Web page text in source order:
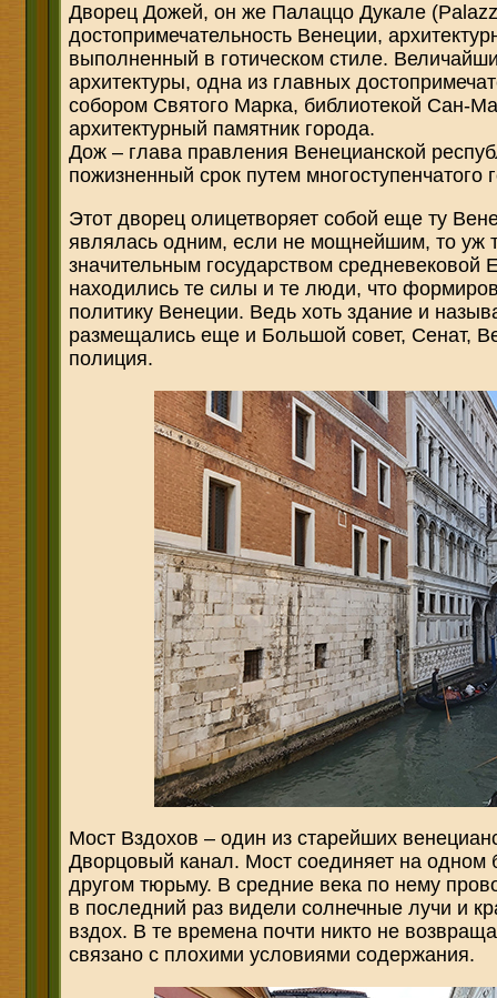
Дворец Дожей, он же Палаццо Дукале
достопримечательность Венеции,
выполненный в готическом стиле.
архитектуры, одна из главных
собором Святого Марка, библиотекой Сан-
архитектурный памятник города.
Дож – глава правления Венецианской
пожизненный срок путем многоступенчатого
Этот дворец олицетворяет собой еще ту
являлась одним, если не мощнейшим, то уж
значительным государством средневековой
находились те силы и те люди, что
политику Венеции. Ведь хоть здание и
размещались еще и Большой совет, Сенат,
полиция.
Мост Вздохов – один из старейших
Дворцовый канал. Мост соединяет на одном
другом тюрьму. В средние века по нему
в последний раз видели солнечные лучи и
вздох. В те времена почти никто не
связано с плохими условиями содержания.